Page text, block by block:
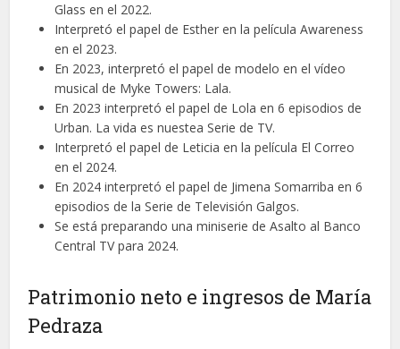
Glass en el 2022.
Interpretó el papel de Esther en la película Awareness
en el 2023.
En 2023, interpretó el papel de modelo en el vídeo
musical de Myke Towers: Lala.
En 2023 interpretó el papel de Lola en 6 episodios de
Urban. La vida es nuestea Serie de TV.
Interpretó el papel de Leticia en la película El Correo
en el 2024.
En 2024 interpretó el papel de Jimena Somarriba en 6
episodios de la Serie de Televisión Galgos.
Se está preparando una miniserie de Asalto al Banco
Central TV para 2024.
Patrimonio neto e ingresos de María
Pedraza